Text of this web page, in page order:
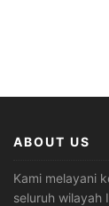
ABOUT US
Kami melayani
seluruh wilayah